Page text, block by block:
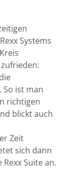
Systems
ist man
richtigen
blickt auch
Zeit
sich dann
Suite an.